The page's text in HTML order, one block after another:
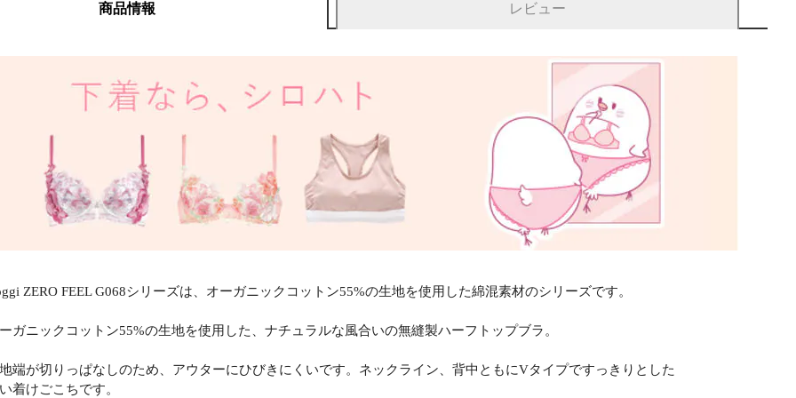
商品情報 レビュー
ZERO FEEL G068シリーズは、オーガニックコットン55%の生地を使用した綿混素材のシリーズです。
ガニックコットン55%の生地を使用した、ナチュラルな風合いの無縫製ハーフトップブラ。
端が切りっぱなしのため、アウターにひびきにくいです。ネックライン、背中ともにVタイプですっきりとした
着けごこちです。